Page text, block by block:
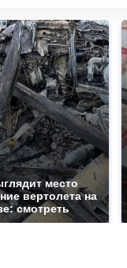
место
вертолета на
смотреть